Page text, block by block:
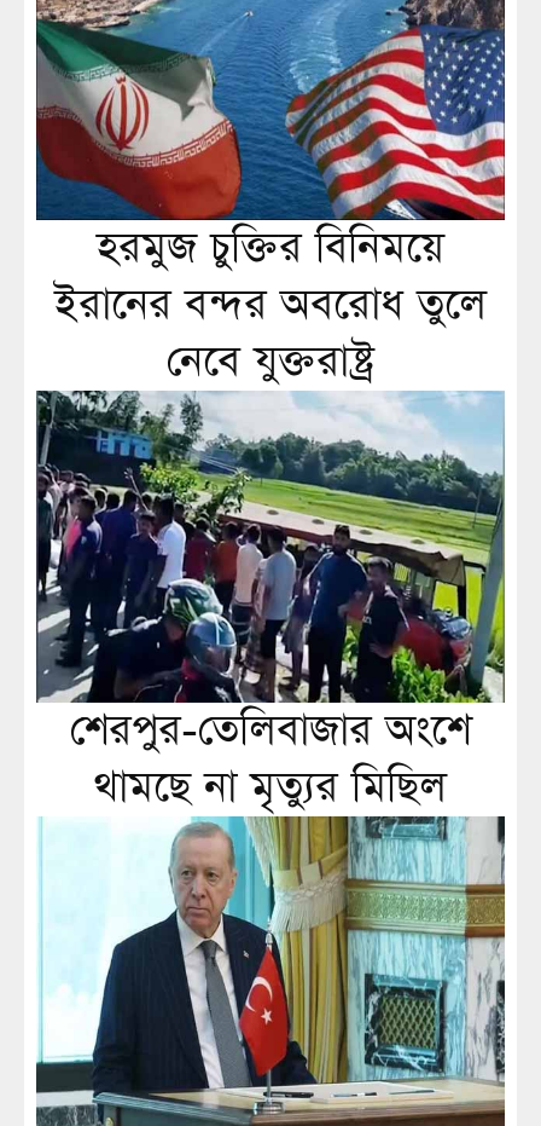
হরমুজ চুক্তির বিনিময়ে
ইরানের বন্দর অবরোধ তুলে
নেবে যুক্তরাষ্ট্র
শেরপুর-তেলিবাজার অংশে
থামছে না মৃত্যুর মিছিল